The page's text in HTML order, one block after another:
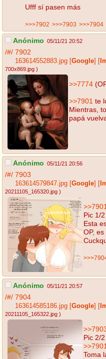
Ufff sí pasen más
>>>7902 >>>7903 >>>7904
Anónimo 05/11/21 20:52
/#/ 7902
163614552883.jpg Google
700x869.jpg )
>>7774
>>7901 te
Mientras,
papá
Anónimo 05/11/21 20:56
/#/ 7903
163614579847.jpg Google
20211105_165320.jpg )
>>7901
Pic 1/2
Esta
OP,
Anónimo 05/11/21 20:57
/#/ 7904
163614585186.jpg Google
20211105_165322.jpg )
Pic 2/2
>>7901
Toma